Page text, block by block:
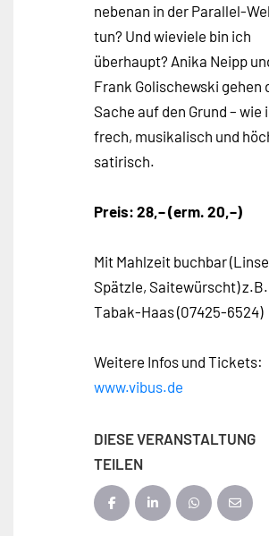
nebenan in der Parallel-
tun? Und wieviele bin ich
überhaupt? Anika Neipp
Frank Golischewski gehen
Sache auf den Grund – wie
frech, musikalisch und
satirisch.
Preis: 28,– (erm. 20,–)
Mit Mahlzeit buchbar
Spätzle, Saitewürscht)
Tabak-Haas (07425-6524)
Weitere Infos und Tickets:
www.vibus.de
DIESE VERANSTALTUNG
TEILEN